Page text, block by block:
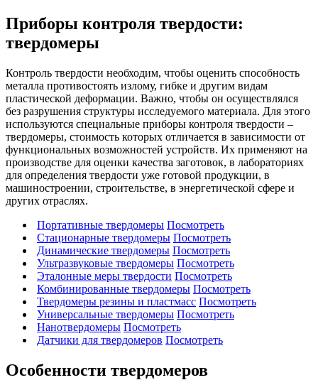
Приборы контроля твердости:
твердомеры
Контроль твердости необходим, чтобы оценить способность
металла противостоять излому, гибке и другим видам
пластической деформации. Важно, чтобы он осуществлялся
без разрушения структуры исследуемого материала. Для этого
используются специальные приборы контроля твердости –
твердомеры, стоимость которых отличается в зависимости от
функциональных возможностей устройств. Их применяют на
производстве для оценки качества заготовок, в лабораториях
для определения твердости уже готовой продукции, в
машиностроении, строительстве, в энергетической сфере и
других отраслях.
Портативные твердомеры Посмотреть
Стационарные твердомеры Посмотреть
Динамические твердомеры Посмотреть
Ультразвуковые твердомеры Посмотреть
Эталонные меры твердости Посмотреть
Комбинированные твердомеры Посмотреть
Твердомеры резины и пластмасс Посмотреть
Универсальные твердомеры Посмотреть
Нанотвердомеры Посмотреть
Датчики для твердомеров Посмотреть
Особенности твердомеров